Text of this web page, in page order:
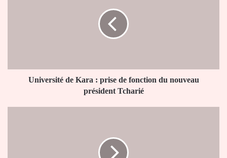
nouveau
présidentUniversité de Kara : prise de fonction du nouveau
président Tcharié